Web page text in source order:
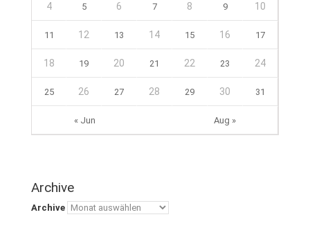
« Jun Aug »
4 5 6 7 8 9 10
11 12 13 14 15 16 17
18 19 20 21 22 23 24
25 26 27 28 29 30 31
Archive
Archive